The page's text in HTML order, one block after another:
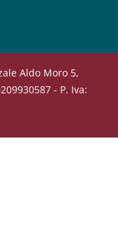
Aldo Moro 5,
- P. Iva: